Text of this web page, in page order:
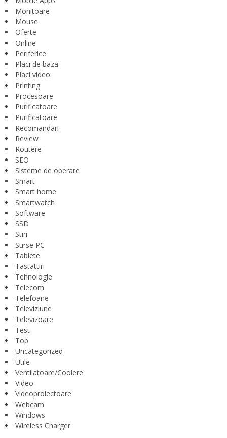
Monitoare
Mouse
Oferte
Online
Periferice
Placi de baza
Placi video
Printing
Procesoare
Purificatoare
Purificatoare
Recomandari
Review
Routere
SEO
Sisteme de operare
Smart
Smart home
Smartwatch
Software
SSD
Stiri
Surse PC
Tablete
Tastaturi
Tehnologie
Telecom
Telefoane
Televiziune
Televizoare
Test
Top
Uncategorized
Utile
Ventilatoare/Coolere
Video
Videoproiectoare
Webcam
Windows
Wireless Charger